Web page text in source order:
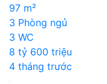
97 m²
3 Phòng ngủ
3 WC
8 tỷ 600 triệu
4 tháng trước